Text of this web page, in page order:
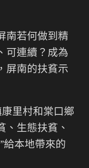
南若何做到精
可連續？成為
屏南的扶貧示
里村和棠口鄉
、生態扶貧、
給本地帶來的